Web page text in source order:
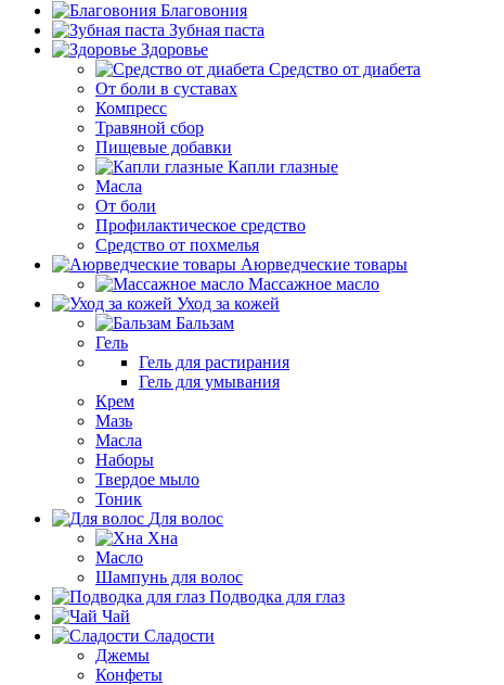
Благовония
Зубная паста
Здоровье
Средство от диабета
От боли в суставах
Компресс
Травяной сбор
Пищевые добавки
Капли глазные
Масла
От боли
Профилактическое средство
Средство от похмелья
Аюрведческие товары
Массажное масло
Уход за кожей
Бальзам
Гель
Гель для растирания
Гель для умывания
Крем
Мазь
Масла
Наборы
Твердое мыло
Тоник
Для волос
Хна
Масло
Шампунь для волос
Подводка для глаз
Чай
Сладости
Джемы
Конфеты